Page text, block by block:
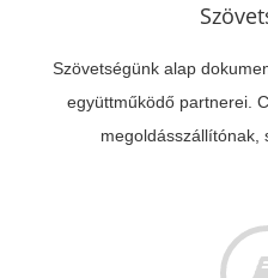
Szövetségünk alap
együttműködő partnerei.
megoldásszállítónak,